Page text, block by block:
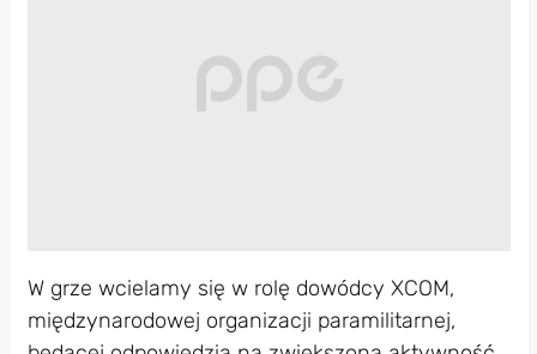
W grze wcielamy się w rolę dowódcy XCOM,
międzynarodowej organizacji paramilitarnej,